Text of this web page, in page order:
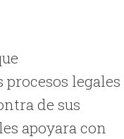
legales
de sus
apoyara con